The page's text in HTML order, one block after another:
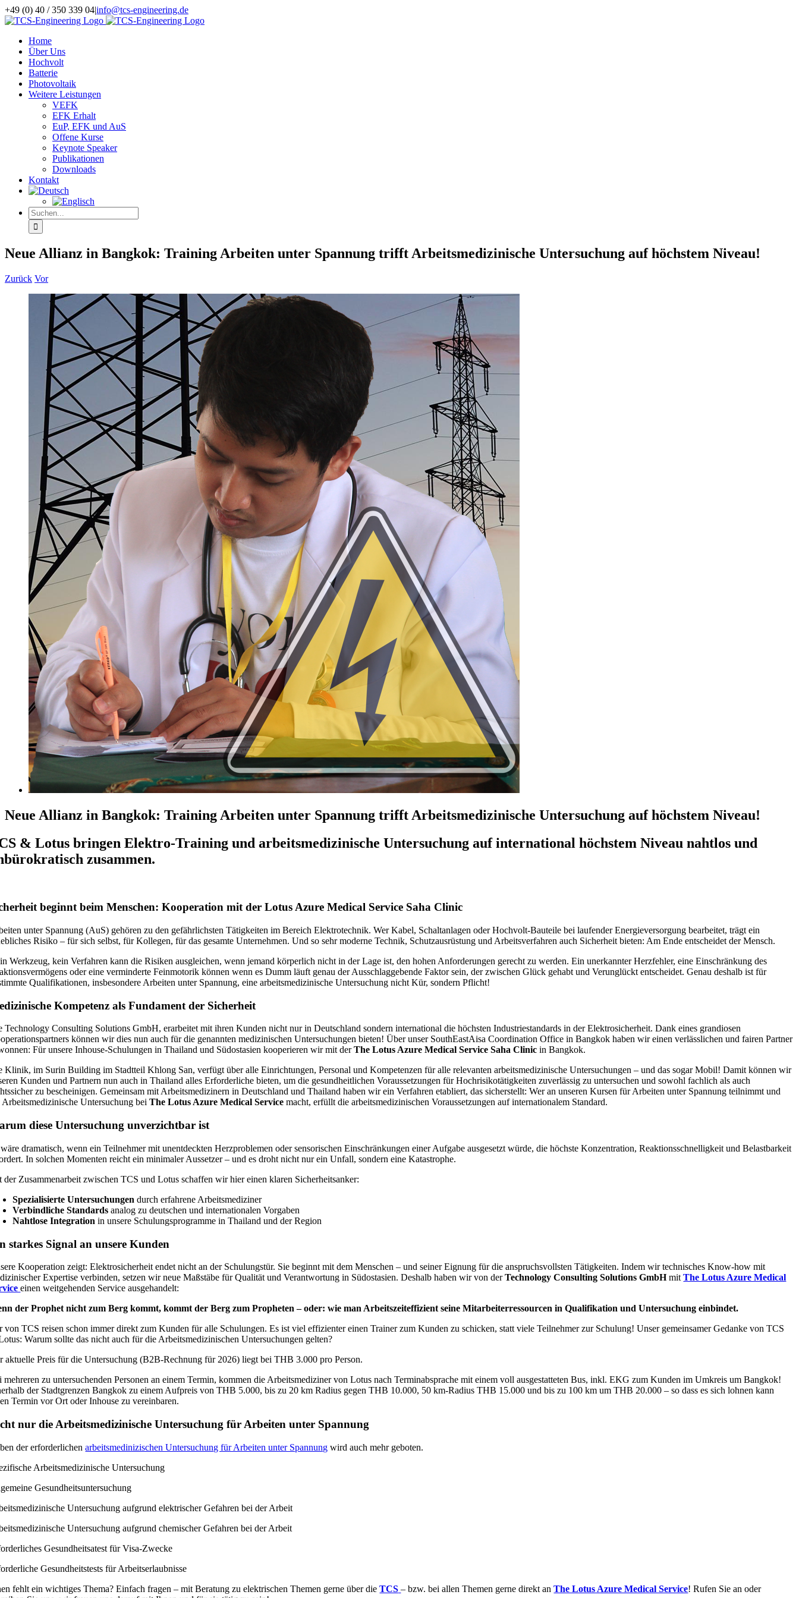
Zum
Inhalt
+49 (0) 40 / 350 339 04|info@tcs-engineering.de
LinkedIn
Home
Über Uns
Hochvolt
Batterie
Photovoltaik
Weitere Leistungen
VEFK
EFK Erhalt
EuP, EFK und AuS
Offene Kurse
Keynote Speaker
Publikationen
Downloads
Kontakt
Suche
nach:
Neue Allianz in Bangkok: Training Arbeiten unter Spannung trifft Arbeitsmedizinische Untersuchung auf höchstem Niveau!
Zurück Vor
grösseres
Neue Allianz in Bangkok: Training Arbeiten unter Spannung trifft Arbeitsmedizinische Untersuchung auf höchstem Niveau!
& Lotus bringen Elektro-Training und arbeitsmedizinische Untersuchung auf international höchstem Niveau nahtlos und
zusammen.
beginnt beim Menschen: Kooperation mit der Lotus Azure Medical Service Saha Clinic
unter Spannung (AuS) gehören zu den gefährlichsten Tätigkeiten im Bereich Elektrotechnik. Wer Kabel, Schaltanlagen oder Hochvolt-Bauteile bei laufender Energieversorgung bearbeitet, trägt ein
Risiko – für sich selbst, für Kollegen, für das gesamte Unternehmen. Und so sehr moderne Technik, Schutzausrüstung und Arbeitsverfahren auch Sicherheit bieten: Am Ende entscheidet der Mensch.
Werkzeug, kein Verfahren kann die Risiken ausgleichen, wenn jemand körperlich nicht in der Lage ist, den hohen Anforderungen gerecht zu werden. Ein unerkannter Herzfehler, eine Einschränkung des
oder eine verminderte Feinmotorik können wenn es Dumm läuft genau der Ausschlaggebende Faktor sein, der zwischen Glück gehabt und Verunglückt entscheidet. Genau deshalb ist für
Qualifikationen, insbesondere Arbeiten unter Spannung, eine arbeitsmedizinische Untersuchung nicht Kür, sondern Pflicht!
Kompetenz als Fundament der Sicherheit
Technology Consulting Solutions GmbH, erarbeitet mit ihren Kunden nicht nur in Deutschland sondern international die höchsten Industriestandards in der Elektrosicherheit. Dank eines grandiosen
können wir dies nun auch für die genannten medizinischen Untersuchungen bieten! Über unser SouthEastAisa Coordination Office in Bangkok haben wir einen verlässlichen und fairen Partner
Für unsere Inhouse-Schulungen in Thailand und Südostasien kooperieren wir mit derThe Lotus Azure Medical Service Saha Clinic in Bangkok.
Klinik, im Surin Building im Stadtteil Khlong San, verfügt über alle Einrichtungen, Personal und Kompetenzen für alle relevanten arbeitsmedizinische Untersuchungen – und das sogar Mobil! Damit können wir
Kunden und Partnern nun auch in Thailand alles Erforderliche bieten, um die gesundheitlichen Voraussetzungen für Hochrisikotätigkeiten zuverlässig zu untersuchen und sowohl fachlich als auch
zu bescheinigen. Gemeinsam mit Arbeitsmedizinern in Deutschland und Thailand haben wir ein Verfahren etabliert, das sicherstellt: Wer an unseren Kursen für Arbeiten unter Spannung teilnimmt und
Arbeitsmedizinische Untersuchung beiThe Lotus Azure Medical Servicemacht, erfüllt die arbeitsmedizinischen Voraussetzungen auf internationalem Standard.
diese Untersuchung unverzichtbar ist
dramatisch, wenn ein Teilnehmer mit unentdeckten Herzproblemen oder sensorischen Einschränkungen einer Aufgabe ausgesetzt würde, die höchste Konzentration, Reaktionsschnelligkeit und Belastbarkeit
In solchen Momenten reicht ein minimaler Aussetzer – und es droht nicht nur ein Unfall, sondern eine Katastrophe.
der Zusammenarbeit zwischen TCS und Lotus schaffen wir hier einen klaren Sicherheitsanker:
Spezialisierte Untersuchungen durch erfahrene Arbeitsmediziner
Verbindliche Standards analog zu deutschen und internationalen Vorgaben
Nahtlose Integration in unsere Schulungsprogramme in Thailand und der Region
starkes Signal an unsere Kunden
Kooperation zeigt: Elektrosicherheit endet nicht an der Schulungstür. Sie beginnt mit dem Menschen – und seiner Eignung für die anspruchsvollsten Tätigkeiten. Indem wir technisches Know-how mit
Expertise verbinden, setzen wir neue Maßstäbe für Qualität und Verantwortung in Südostasien. Deshalb haben wir von derTechnology Consulting Solutions GmbHmitThe Lotus Azure Medical
einen weitgehenden Service ausgehandelt:
der Prophet nicht zum Berg kommt, kommt der Berg zum Propheten – oder: wie man Arbeitszeiteffizient seine Mitarbeiterressourcen in Qualifikation und Untersuchung einbindet.
von TCS reisen schon immer direkt zum Kunden für alle Schulungen. Es ist viel effizienter einen Trainer zum Kunden zu schicken, statt viele Teilnehmer zur Schulung! Unser gemeinsamer Gedanke von TCS
Warum sollte das nicht auch für die Arbeitsmedizinischen Untersuchungen gelten?
aktuelle Preis für die Untersuchung (B2B-Rechnung für 2026) liegt bei THB 3.000 pro Person.
mehreren zu untersuchenden Personen an einem Termin, kommen die Arbeitsmediziner von Lotus nach Terminabsprache mit einem voll ausgestatteten Bus, inkl. EKG zum Kunden im Umkreis um Bangkok!
der Stadtgrenzen Bangkok zu einem Aufpreis von THB 5.000, bis zu 20 km Radius gegen THB 10.000, 50 km-Radius THB 15.000 und bis zu 100 km um THB 20.000 – so dass es sich lohnen kann
Termin vor Ort oder Inhouse zu vereinbaren.
nur die Arbeitsmedizinische Untersuchung für Arbeiten unter Spannung
der erforderlichenarbeitsmedinizischen Untersuchung für Arbeiten unter Spannung wird auch mehr geboten.
Arbeitsmedizinische Untersuchung
Gesundheitsuntersuchung
Untersuchung aufgrund elektrischer Gefahren bei der Arbeit
Untersuchung aufgrund chemischer Gefahren bei der Arbeit
Gesundheitsatest für Visa-Zwecke
Gesundheitstests für Arbeitserlaubnisse
fehlt ein wichtiges Thema? Einfach fragen – mit Beratung zu elektrischen Themen gerne über dieTCS – bzw. bei allen Themen gerne direkt anThe Lotus Azure Medical Service! Rufen Sie an oder